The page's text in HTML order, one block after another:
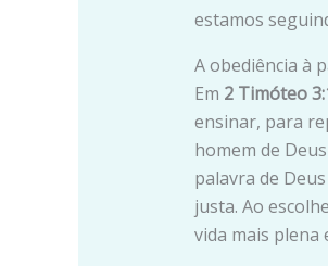
estamos
A obediência à
Em 2 Timóteo
ensinar, para
homem de
palavra de
justa. Ao
vida mais plena